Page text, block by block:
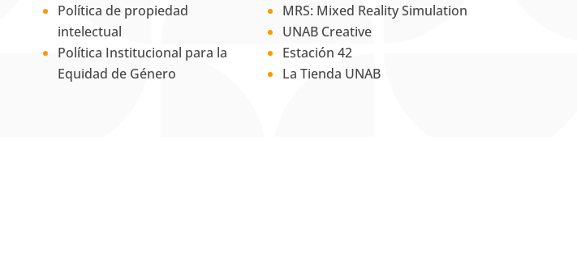
Política de propiedad
intelectual
Política Institucional para la
Equidad de Género
MRS: Mixed Reality Simulation
UNAB Creative
Estación 42
La Tienda UNAB